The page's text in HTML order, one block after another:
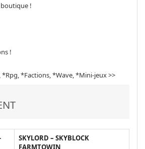
!
!
*Factions, *Wave, *Mini-jeux >>
SKYLORD – SKYBLOCK
FARMTOWIN